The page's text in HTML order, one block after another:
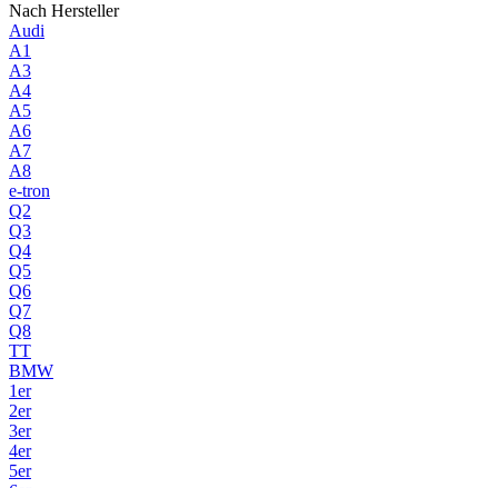
Nach Hersteller
Audi
A1
A3
A4
A5
A6
A7
A8
e-tron
Q2
Q3
Q4
Q5
Q6
Q7
Q8
TT
BMW
1er
2er
3er
4er
5er